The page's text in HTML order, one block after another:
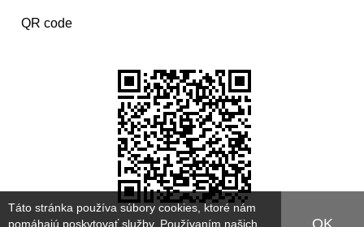
QR code
Táto stránka používa súbory cookies, ktoré nám
pomáhajú poskytovať služby. Používaním našich
OK